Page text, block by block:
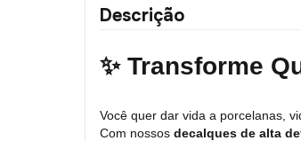
Descrição
✨ Transforme
Você quer dar vida a porcelanas,
Com nossos decalques de alta